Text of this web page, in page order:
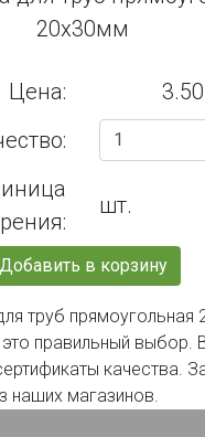
Цена:
шт.
Добавить в корзину
труб прямоугольная
правильный выбор.
качества.
магазинов.